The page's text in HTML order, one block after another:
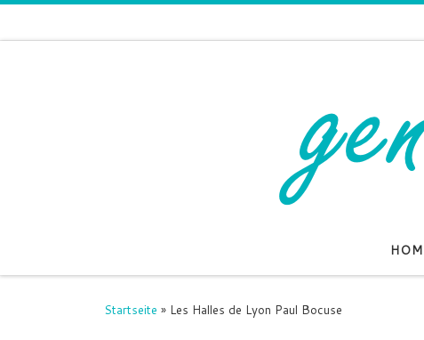
Startseite » Les Halles de Lyon Paul Bocuse